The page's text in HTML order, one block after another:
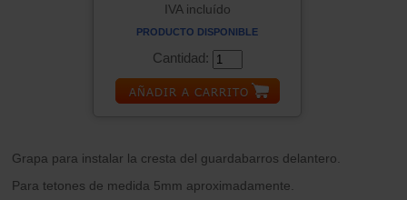
IVA incluído
PRODUCTO DISPONIBLE
Cantidad:
Grapa para instalar la cresta del guardabarros delantero.
Para tetones de medida 5mm aproximadamente.